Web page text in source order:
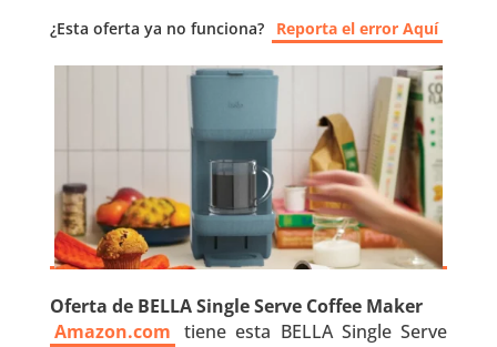
¿Esta oferta ya no funciona? Reporta el error Aquí
Oferta de BELLA Single Serve Coffee Maker
Amazon.com tiene esta BELLA Single Serve